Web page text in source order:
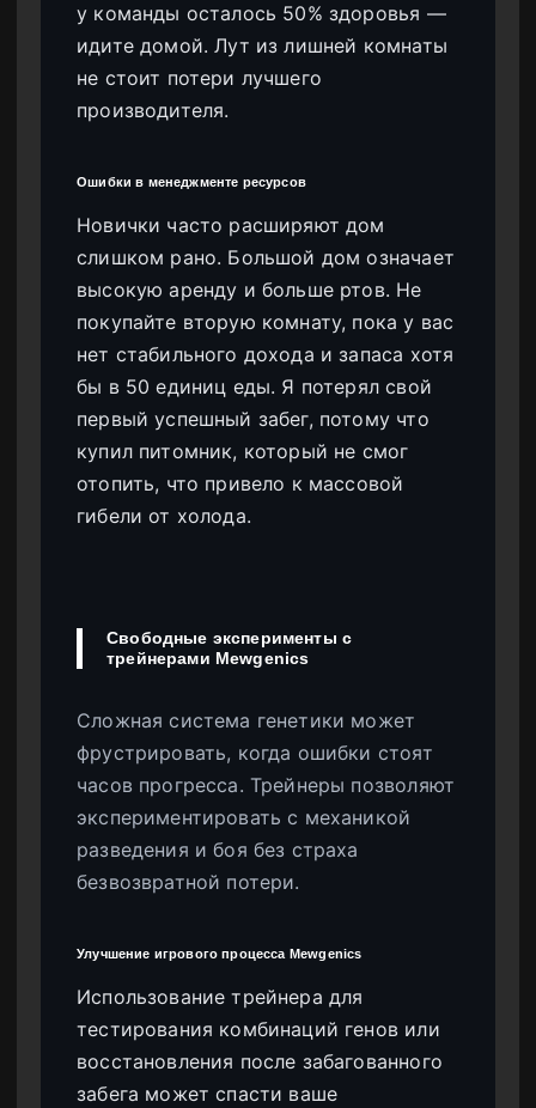
у команды осталось 50% здоровья —
идите домой. Лут из лишней комнаты
не стоит потери лучшего
производителя.
Ошибки в менеджменте ресурсов
Новички часто расширяют дом
слишком рано. Большой дом означает
высокую аренду и больше ртов. Не
покупайте вторую комнату, пока у вас
нет стабильного дохода и запаса хотя
бы в 50 единиц еды. Я потерял свой
первый успешный забег, потому что
купил питомник, который не смог
отопить, что привело к массовой
гибели от холода.
Свободные эксперименты с
трейнерами Mewgenics
Сложная система генетики может
фрустрировать, когда ошибки стоят
часов прогресса. Трейнеры позволяют
экспериментировать с механикой
разведения и боя без страха
безвозвратной потери.
Улучшение игрового процесса Mewgenics
Использование трейнера для
тестирования комбинаций генов или
восстановления после забагованного
забега может спасти ваше